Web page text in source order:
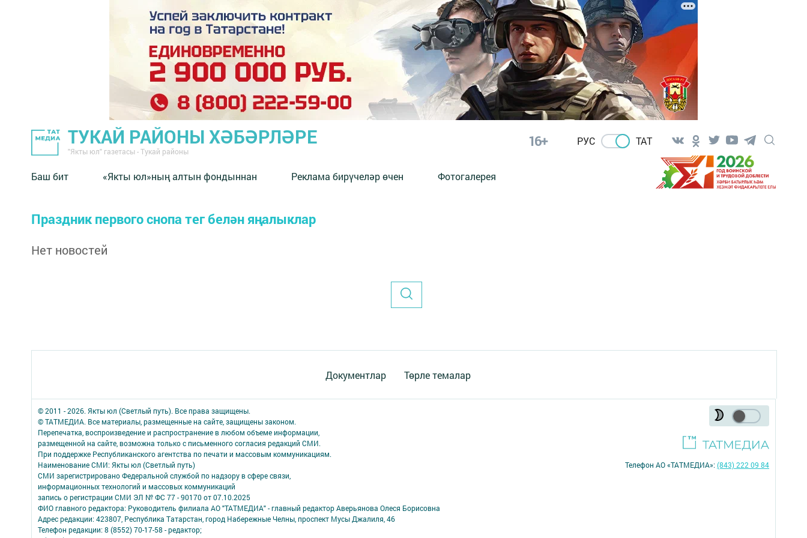
ТУКАЙ РАЙОНЫ ХӘБӘРЛӘРЕ
"Якты юл" газетасы - Тукай районы
16+ РУС ТАТ
Баш бит «Якты юл»ның алтын фондыннан Реклама бирүчеләр өчен Фотогалерея
Праздник первого снопа тег белән яңалыклар
Нет новостей
Документлар Төрле темалар
© 2011 - 2026. Якты юл (Светлый путь). Все права защищены.
© ТАТМЕДИА. Все материалы, размещенные на сайте, защищены законом.
Перепечатка, воспроизведение и распространение в любом объеме информации,
размещенной на сайте, возможна только с письменного согласия редакций СМИ.
При поддержке Республиканского агентства по печати и массовым коммуникациям.
Наименование СМИ: Якты юл (Светлый путь)
СМИ зарегистрировано Федеральной службой по надзору в сфере связи,
информационных технологий и массовых коммуникаций
запись о регистрации СМИ ЭЛ № ФС 77 - 90170 от 07.10.2025
ФИО главного редактора: Руководитель филиала АО "ТАТМЕДИА" - главный редактор Аверьянова Олеся Борисовна
Адрес редакции: 423807, Республика Татарстан, город Набережные Челны, проспект Мусы Джалиля, 46
Телефон редакции: 8 (8552) 70-17-58 - редактор;
Телефон АО «ТАТМЕДИА»:(843) 222 09 84